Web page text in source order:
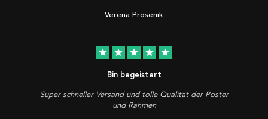
Verena Prosenik
star star star star star
Bin begeistert
Super schneller Versand und tolle Qualität der Poster
und Rahmen